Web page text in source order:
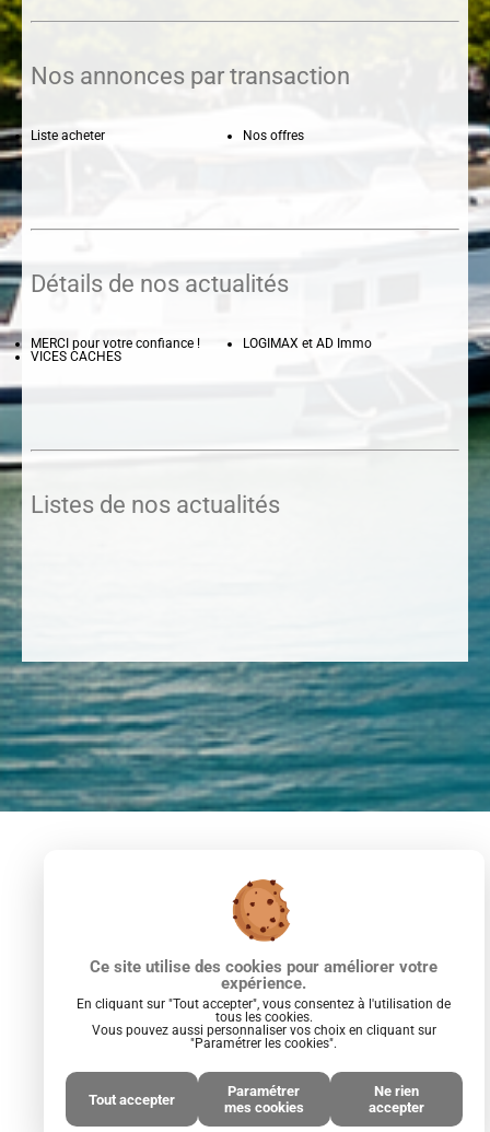
Nos annonces par transaction
Liste acheter Nos offres
Détails de nos actualités
MERCI pour votre confiance !
LOGIMAX et AD Immo
VICES CACHES
Listes de nos actualités
Ce site utilise des cookies pour améliorer votre
expérience.
En cliquant sur "Tout accepter", vous consentez à l'utilisation de
tous les cookies.
Vous pouvez aussi personnaliser vos choix en cliquant sur
"Paramétrer les cookies".
Tout accepter
Paramétrer
mes cookies
Ne rien
accepter
LOGIMAX
47 rue du Minage
17000 LA ROCHELLE
05 46 55 78 30